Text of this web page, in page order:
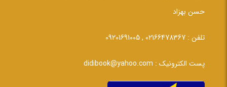
حسن بهزاد
تلفن : 02166478367 , 09201691005
پست الکترونیک : didibook@yahoo.com